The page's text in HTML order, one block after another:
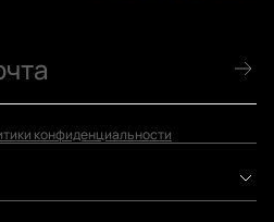
конфиденциальности